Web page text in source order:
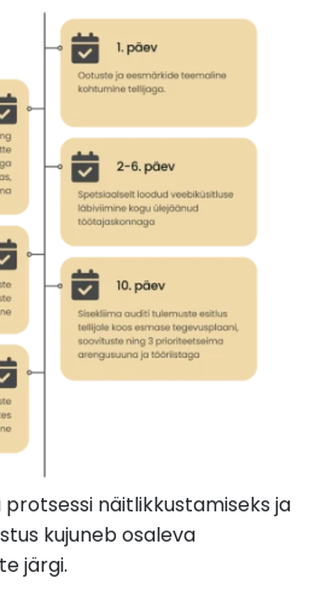
näitlikkustamiseks ja
kujuneb osaleva
järgi.